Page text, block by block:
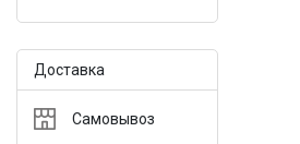
Доставка
Самовывоз